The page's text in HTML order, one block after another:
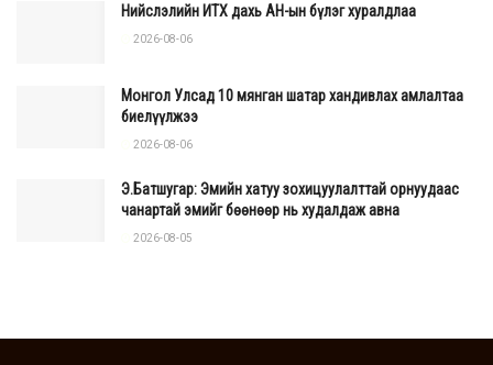
Нийслэлийн ИТХ дахь АН-ын бүлэг хуралдлаа
2026-08-06
Монгол Улсад 10 мянган шатар хандивлах амлалтаа
биелүүлжээ
2026-08-06
Э.Батшугар: Эмийн хатуу зохицуулалттай орнуудаас
чанартай эмийг бөөнөөр нь худалдаж авна
2026-08-05